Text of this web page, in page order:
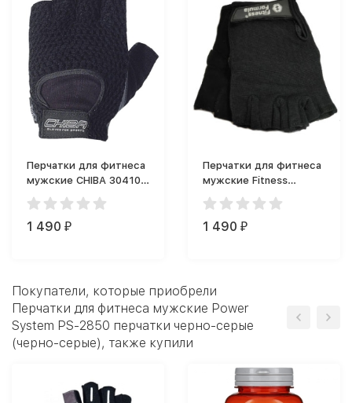
Перчатки для фитнеса
мужские CHIBA 30410
Athletic перчатки
(черные)
1 490 ₽
Перчатки для фитнеса
мужские Fitness
Formula Перчатки
черные
1 490 ₽
Покупатели, которые приобрели
Перчатки для фитнеса мужские Power
System PS-2850 перчатки черно-серые
(черно-серые), также купили